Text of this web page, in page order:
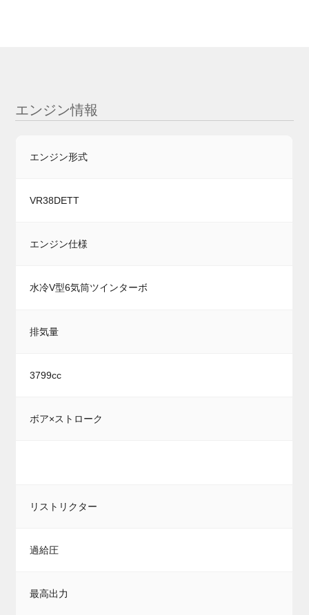
エンジン情報
エンジン形式
VR38DETT
エンジン仕様
水冷V型6気筒ツインターボ
排気量
3799cc
ボア×ストローク
リストリクター
過給圧
最高出力